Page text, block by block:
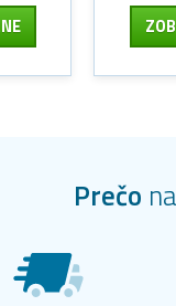
Prečo